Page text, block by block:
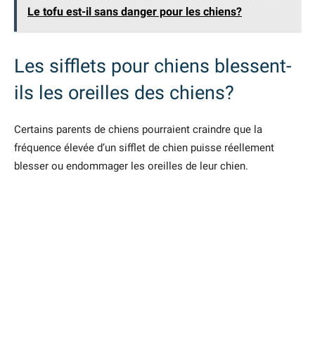
Le tofu est-il sans danger pour les chiens?
Les sifflets pour chiens blessent-
ils les oreilles des chiens?
Certains parents de chiens pourraient craindre que la
fréquence élevée d’un sifflet de chien puisse réellement
blesser ou endommager les oreilles de leur chien.